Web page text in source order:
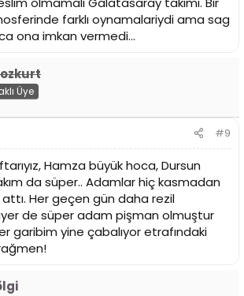
farklı oynamalariydi ama sag
ona imkan vermedi...
Üye
#9
Hamza büyük hoca, Dursun
da süper.. Adamlar hiç kasmadan
Her geçen gün daha rezil
de süper adam pişman olmuştur
garibim yine çabalıyor etrafındaki